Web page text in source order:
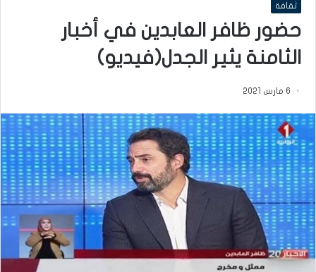
ثقافة
حضور ظافر العابدين في أخبار
الثامنة يثير الجدل(فيديو)
6 مارس 2021